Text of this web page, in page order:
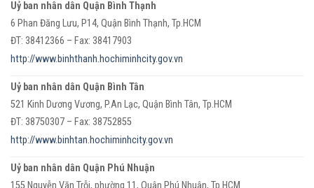
Uỷ ban nhân dân Quận Bình Thạnh
6 Phan Đăng Lưu, P14, Quận Bình Thạnh, Tp.HCM
ĐT: 38412366 – Fax: 38417903
http://www.binhthanh.hochiminhcity.gov.vn
Uỷ ban nhân dân Quận Bình Tân
521 Kinh Dương Vương, P.An Lạc, Quận Bình Tân, Tp.HCM
ĐT: 38750307 – Fax: 38752855
http://www.binhtan.hochiminhcity.gov.vn
Uỷ ban nhân dân Quận Phú Nhuận